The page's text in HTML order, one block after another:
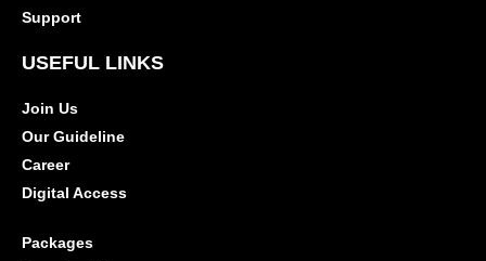
Support
USEFUL LINKS
Join Us
Our Guideline
Career
Digital Access
Packages